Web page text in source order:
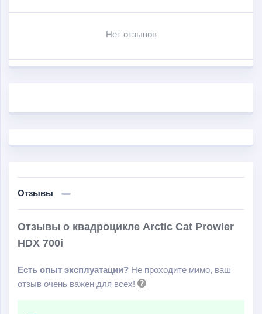
Нет отзывов
Отзывы
Отзывы о квадроцикле Arctic Cat Prowler
HDX 700i
Есть опыт эксплуатации? Не проходите мимо, ваш
отзыв очень важен для всех!